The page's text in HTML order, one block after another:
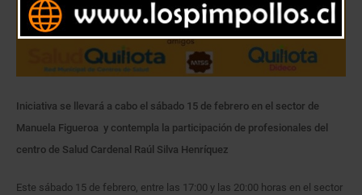
Iniciativa se llevará a cabo el sábado 15 de febrero en el sector de
Manuela Figueroa y contempla la participación de profesionales del
centro de Salud Cardenal Raúl Silva Henríquez
Este sábado 15 de febrero, entre las 17:00 y las 20:00 horas en el sector